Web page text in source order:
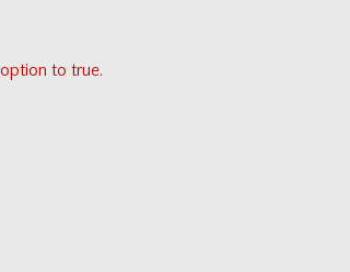
option to true.